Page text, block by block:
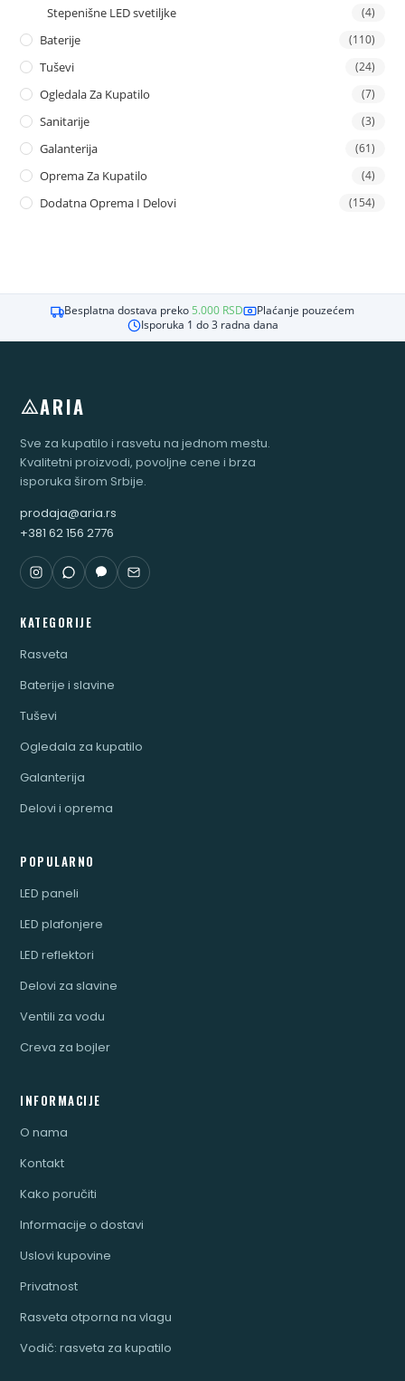
Stepenišne LED svetiljke (4)
Baterije (110)
Tuševi (24)
Ogledala Za Kupatilo (7)
Sanitarije (3)
Galanterija (61)
Oprema Za Kupatilo (4)
Dodatna Oprema I Delovi (154)
Besplatna dostava preko 5.000 RSD
Plaćanje pouzećem
Isporuka 1 do 3 radna dana
ARIA
Sve za kupatilo i rasvetu na jednom mestu.
Kvalitetni proizvodi, povoljne cene i brza
isporuka širom Srbije.
prodaja@aria.rs
+381 62 156 2776
KATEGORIJE
Rasveta
Baterije i slavine
Tuševi
Ogledala za kupatilo
Galanterija
Delovi i oprema
POPULARNO
LED paneli
LED plafonjere
LED reflektori
Delovi za slavine
Ventili za vodu
Creva za bojler
INFORMACIJE
O nama
Kontakt
Kako poručiti
Informacije o dostavi
Uslovi kupovine
Privatnost
Rasveta otporna na vlagu
Vodič: rasveta za kupatilo